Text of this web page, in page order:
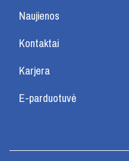
Naujienos
Kontaktai
Karjera
E-parduotuvė